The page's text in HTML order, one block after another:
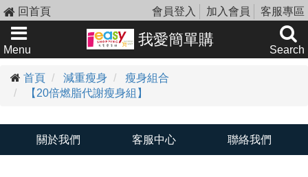
回首頁 會員登入 加入會員 客服專區
Menu
我愛簡單購
Search
首頁 減重瘦身
瘦身組合
【20倍燃脂代謝瘦身組】
關於我們 客服中心 聯絡我們